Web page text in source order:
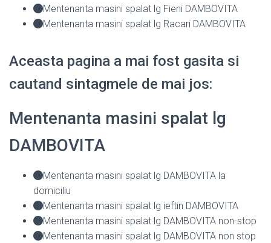
Mentenanta masini spalat lg Fieni DAMBOVITA
Mentenanta masini spalat lg Racari DAMBOVITA
Aceasta pagina a mai fost gasita si
cautand sintagmele de mai jos:
Mentenanta masini spalat lg
DAMBOVITA
Mentenanta masini spalat lg DAMBOVITA la
domiciliu
Mentenanta masini spalat lg ieftin DAMBOVITA
Mentenanta masini spalat lg DAMBOVITA non-stop
Mentenanta masini spalat lg DAMBOVITA non stop